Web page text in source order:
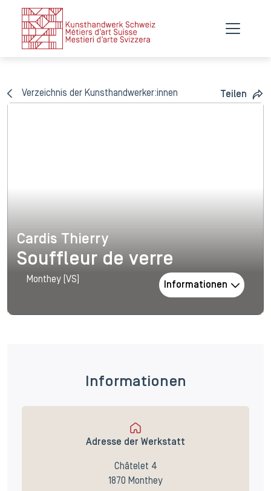
Verzeichnis der Kunsthandwerker:innen Teilen
Cardis Thierry
Cardis Thierry
Souffleur de verre
Monthey (VS)
Informationen
Informationen
Adresse der Werkstatt
Châtelet 4
1870 Monthey